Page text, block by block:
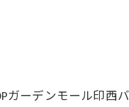
ガーデンモール印西